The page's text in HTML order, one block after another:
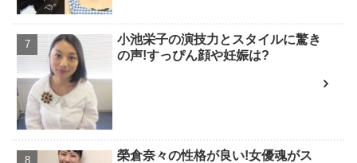
小池栄子の演技力とスタイルに驚き
の声!すっぴん顔や妊娠は?
榮倉奈々の性格が良い!女優魂がス